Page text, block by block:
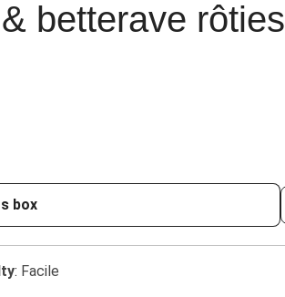
betterave rôties
box
: Facile